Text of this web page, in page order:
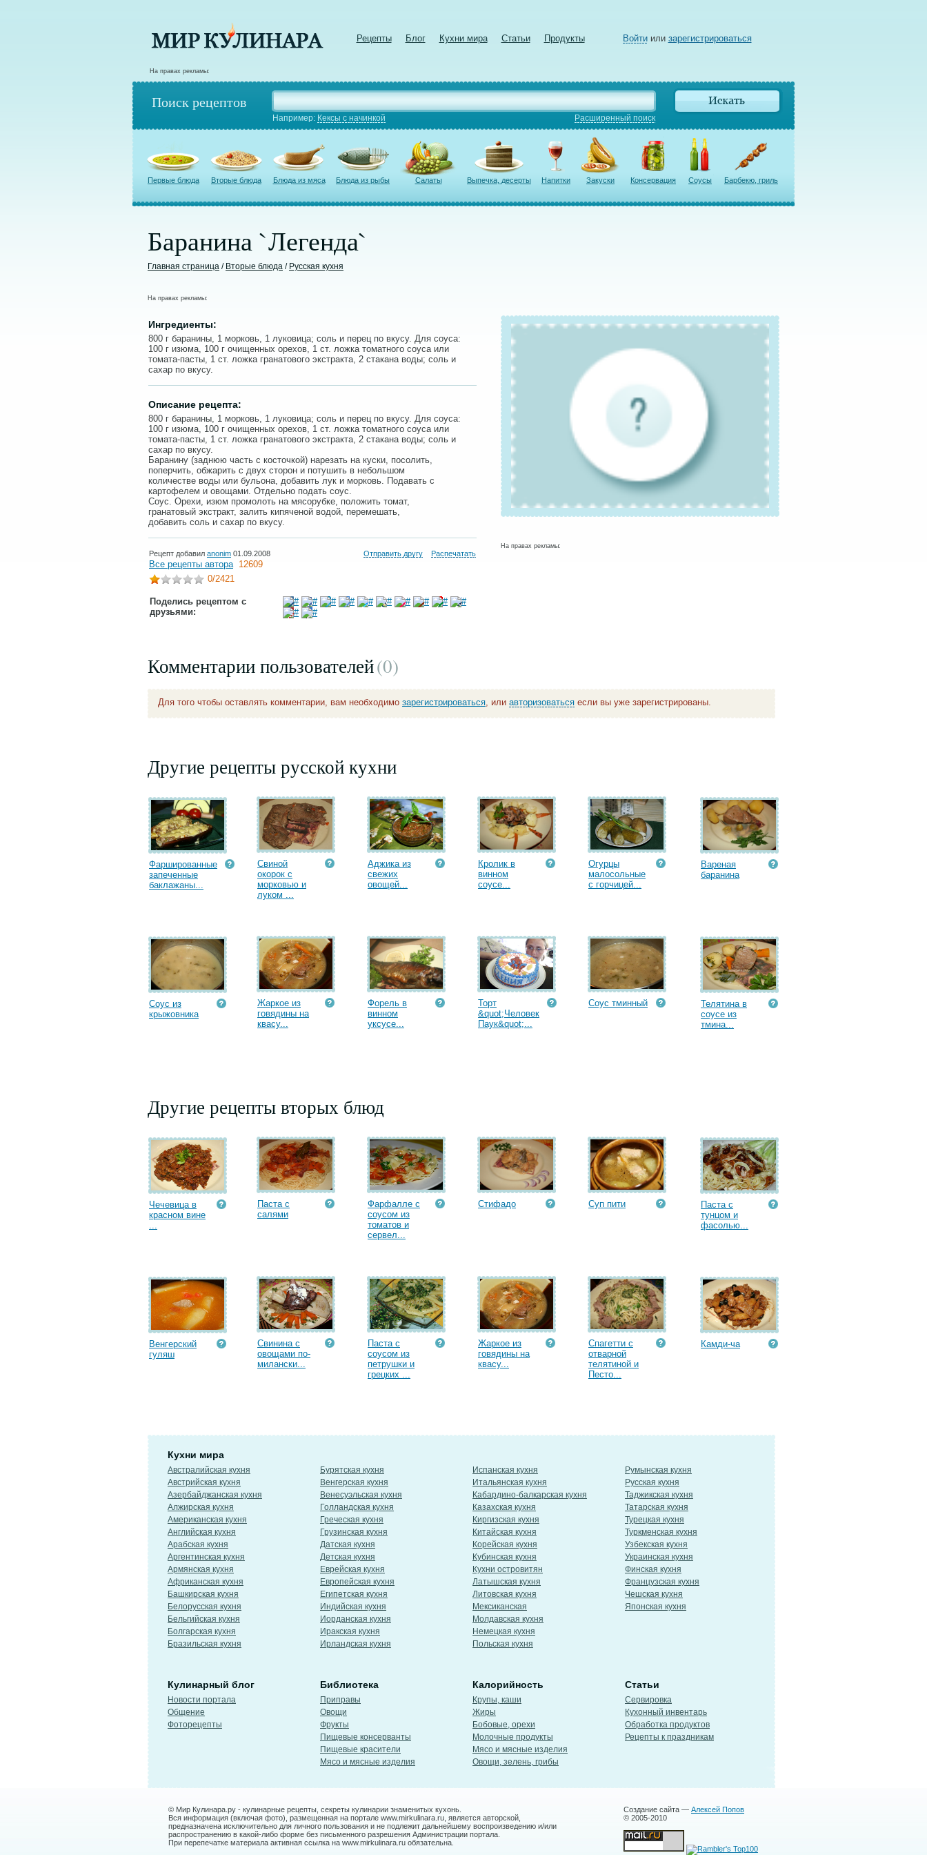
Рецепты Блог Кухни мира Статьи Продукты Войтиили зарегистрироваться
На правах рекламы:
Поиск рецептов
Например: Кексы с начинкой Расширенный поиск
Первые блюда Вторые блюда Блюда из мяса Блюда из рыбы Салаты Выпечка, десерты Напитки Закуски Консервация Соусы Барбекю, гриль
Баранина `Легенда`
Главная страница / Вторые блюда / Русская кухня
На правах рекламы:
Ингредиенты:
800 г баранины, 1 морковь, 1 луковица; соль и перец по вкусу. Для соуса:
100 г изюма, 100 г очищенных орехов, 1 ст. ложка томатного соуса или
томата-пасты, 1 ст. ложка гранатового экстракта, 2 стакана воды; соль и
сахар по вкусу.
Описание рецепта:
800 г баранины, 1 морковь, 1 луковица; соль и перец по вкусу. Для соуса:
100 г изюма, 100 г очищенных орехов, 1 ст. ложка томатного соуса или
томата-пасты, 1 ст. ложка гранатового экстракта, 2 стакана воды; соль и
сахар по вкусу.
Баранину (заднюю часть с косточкой) нарезать на куски, посолить,
поперчить, обжарить с двух сторон и потушить в небольшом
количестве воды или бульона, добавить лук и морковь. Подавать с
картофелем и овощами. Отдельно подать соус.
Соус. Орехи, изюм промолоть на мясорубке, положить томат,
гранатовый экстракт, залить кипяченой водой, перемешать,
добавить соль и сахар по вкусу.
Рецепт добавил anonim 01.09.2008 Отправить другу Распечатать
Все рецепты автора 12609
0/2421
Поделись рецептом с
друзьями:
На правах рекламы:
Комментарии пользователей(0)
Для того чтобы оставлять комментарии, вам необходимо зарегистрироваться, или авторизоваться если вы уже зарегистрированы.
Другие рецепты русской кухни
Фаршированные
запеченные
баклажаны...
Свиной
окорок с
морковью и
луком ...
Аджика из
свежих
овощей...
Кролик в
винном
соусе...
Огурцы
малосольные
с горчицей...
Вареная
баранина
Соус из
крыжовника
Жаркое из
говядины на
квасу...
Форель в
винном
уксусе...
Торт
&quot;Человек
Паук&quot;...
Соус тминный
Телятина в
соусе из
тмина...
Другие рецепты вторых блюд
Чечевица в
красном вине
...
Паста с
салями
Фарфалле с
соусом из
томатов и
сервел...
Стифадо Суп пити
Паста с
тунцом и
фасолью...
Венгерский
гуляш
Свинина с
овощами по-
милански...
Паста с
соусом из
петрушки и
грецких ...
Жаркое из
говядины на
квасу...
Спагетти с
отварной
телятиной и
Песто...
Камди-ча
Кухни мира
Австралийская кухня
Австрийская кухня
Азербайджанская кухня
Алжирская кухня
Американская кухня
Английская кухня
Арабская кухня
Аргентинская кухня
Армянская кухня
Африканская кухня
Башкирская кухня
Белорусская кухня
Бельгийская кухня
Болгарская кухня
Бразильская кухня
Бурятская кухня
Венгерская кухня
Венесуэльская кухня
Голландская кухня
Греческая кухня
Грузинская кухня
Датская кухня
Детская кухня
Еврейская кухня
Европейская кухня
Египетская кухня
Индийская кухня
Иорданская кухня
Иракская кухня
Ирландская кухня
Испанская кухня
Итальянская кухня
Кабардино-балкарская кухня
Казахская кухня
Киргизская кухня
Китайская кухня
Корейская кухня
Кубинская кухня
Кухни островитян
Латышская кухня
Литовская кухня
Мексиканская
Молдавская кухня
Немецкая кухня
Польская кухня
Румынская кухня
Русская кухня
Таджикская кухня
Татарская кухня
Турецкая кухня
Туркменская кухня
Узбекская кухня
Украинская кухня
Финская кухня
Французская кухня
Чешская кухня
Японская кухня
Кулинарный блог
Новости портала
Общение
Фоторецепты
Библиотека
Приправы
Овощи
Фрукты
Пищевые консерванты
Пищевые красители
Мясо и мясные изделия
Калорийность
Крупы, каши
Жиры
Бобовые, орехи
Молочные продукты
Мясо и мясные изделия
Овощи, зелень, грибы
Статьи
Сервировка
Кухонный инвентарь
Обработка продуктов
Рецепты к праздникам
© Мир Кулинара.ру - кулинарные рецепты, секреты кулинарии знаменитых кухонь.
Вся информация (включая фото), размещенная на портале www.mirkulinara.ru, является авторской,
предназначена исключительно для личного пользования и не подлежит дальнейшему воспроизведению и/или
распространению в какой-либо форме без письменного разрешения Администрации портала.
При перепечатке материала активная ссылка на www.mirkulinara.ru обязательна.
Создание сайта — Алексей Попов
© 2005-2010